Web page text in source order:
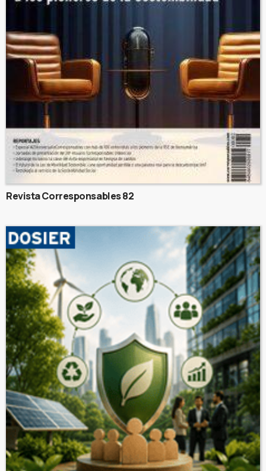
Revista Corresponsables 82